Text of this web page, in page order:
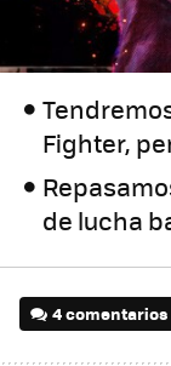
Fighter,
de lucha
4 comentarios